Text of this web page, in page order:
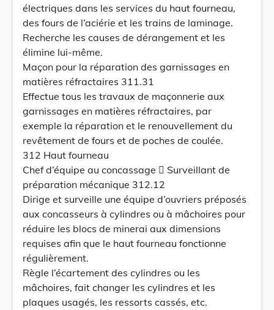
électriques dans les services du haut fourneau,
des fours de l’aciérie et les trains de laminage.
Recherche les causes de dérangement et les
élimine lui-même.
Maçon pour la réparation des garnissages en
matières réfractaires 311.31
Effectue tous les travaux de maçonnerie aux
garnissages en matières réfractaires, par
exemple la réparation et le renouvellement du
revêtement de fours et de poches de coulée.
312 Haut fourneau
Chef d’équipe au concassage  Surveillant de
préparation mécanique 312.12
Dirige et surveille une équipe d’ouvriers préposés
aux concasseurs à cylindres ou à mâchoires pour
réduire les blocs de minerai aux dimensions
requises afin que le haut fourneau fonctionne
régulièrement.
Règle l’écartement des cylindres ou les
mâchoires, fait changer les cylindres et les
plaques usagés, les ressorts cassés, etc.